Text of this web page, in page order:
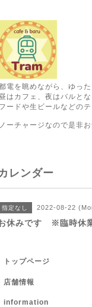
電を眺めながら、ゆっ
はカフェ、夜はバルと
フードや生ビールなどの
ノーチャージなので是非
レンダー
指定なし 2022-08-22
休みです ※臨時休業
トップページ
店舗情報
information